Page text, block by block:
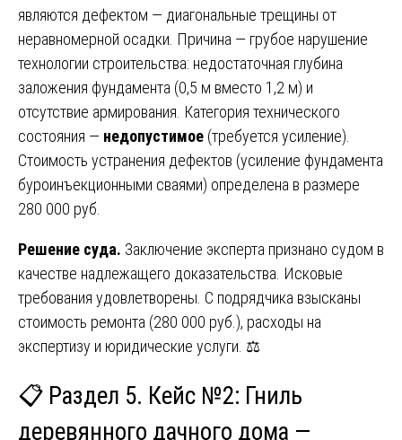
являются дефектом — диагональные трещины от
неравномерной осадки. Причина — грубое нарушение
технологии строительства: недостаточная глубина
заложения фундамента (0,5 м вместо 1,2 м) и
отсутствие армирования. Категория технического
состояния — недопустимое (требуется усиление).
Стоимость устранения дефектов (усиление фундамента
буроинъекционными сваями) определена в размере
280 000 руб.
Решение суда. Заключение эксперта признано судом в
качестве надлежащего доказательства. Исковые
требования удовлетворены. С подрядчика взысканы
стоимость ремонта (280 000 руб.), расходы на
экспертизу и юридические услуги. ⚖️
📋 Раздел 5. Кейс №2: Гниль
деревянного дачного дома —